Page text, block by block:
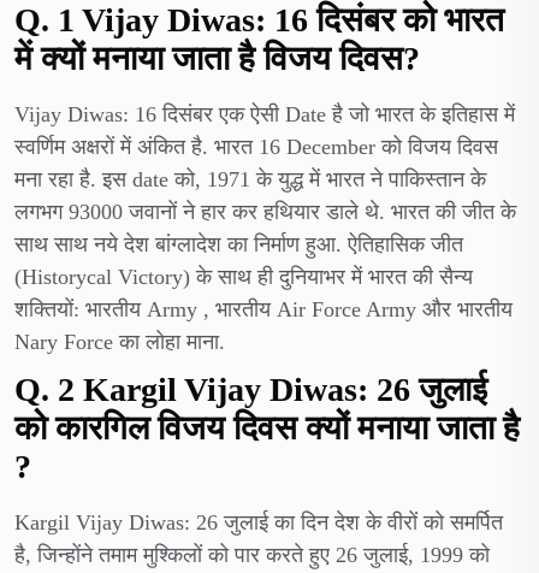
Q. 1 Vijay Diwas: 16 दिसंबर को भारत
में क्यों मनाया जाता है विजय दिवस?
Vijay Diwas: 16 दिसंबर एक ऐसी Date है जो भारत के इतिहास में
स्वर्णिम अक्षरों में अंकित है. भारत 16 December को विजय दिवस
मना रहा है. इस date को, 1971 के युद्ध में भारत ने पाकिस्तान के
लगभग 93000 जवानों ने हार कर हथियार डाले थे. भारत की जीत के
साथ साथ नये देश बांग्लादेश का निर्माण हुआ. ऐतिहासिक जीत
(Historycal Victory) के साथ ही दुनियाभर में भारत की सैन्य
शक्तियों: भारतीय Army , भारतीय Air Force Army और भारतीय
Nary Force का लोहा माना.
Q. 2 Kargil Vijay Diwas: 26 जुलाई
को कारगिल विजय दिवस क्यों मनाया जाता है
?
Kargil Vijay Diwas: 26 जुलाई का दिन देश के वीरों को समर्पित
है, जिन्होंने तमाम मुश्किलों को पार करते हुए 26 जुलाई, 1999 को